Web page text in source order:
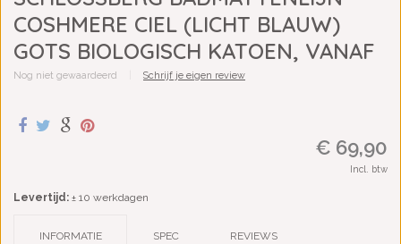
COSHMERE CIEL (LICHT BLAUW)
GOTS BIOLOGISCH KATOEN, VANAF
Nog niet gewaardeerd Schrijf je eigen review
€ 69,90
Incl. btw
Levertijd: ± 10 werkdagen
INFORMATIE SPEC REVIEWS